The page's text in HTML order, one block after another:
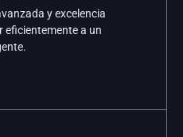
y excelencia
eficientemente a un